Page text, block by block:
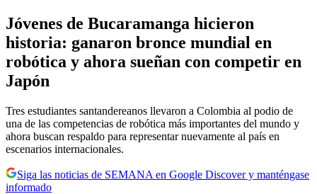
Jóvenes de Bucaramanga hicieron
historia: ganaron bronce mundial en
robótica y ahora sueñan con competir en
Japón
Tres estudiantes santandereanos llevaron a Colombia al podio de
una de las competencias de robótica más importantes del mundo y
ahora buscan respaldo para representar nuevamente al país en
escenarios internacionales.
Siga las noticias de SEMANA en Google Discover y manténgase
informado